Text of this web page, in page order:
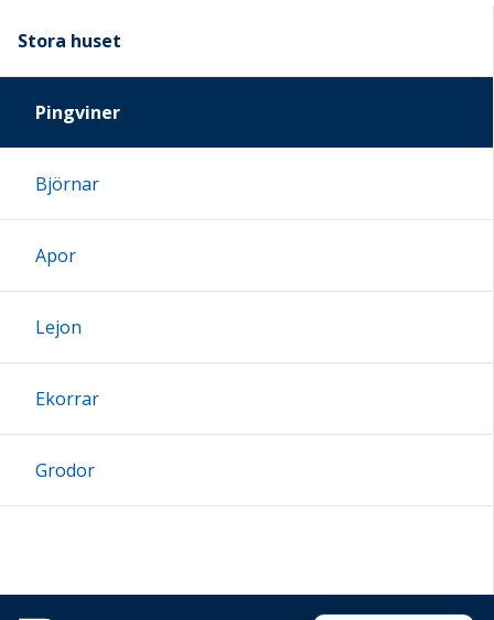
Stora huset
Pingviner
Björnar
Apor
Lejon
Ekorrar
Grodor